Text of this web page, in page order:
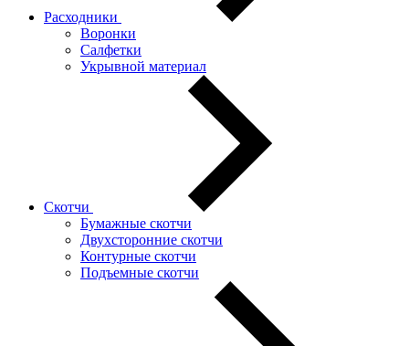
Расходники
Воронки
Салфетки
Укрывной материал
Скотчи
Бумажные скотчи
Двухсторонние скотчи
Контурные скотчи
Подъемные скотчи